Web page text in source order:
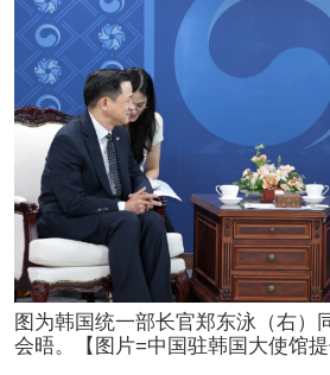
图为韩国统一部长官郑东泳（右）
会晤。【图片=中国驻韩国大使馆提